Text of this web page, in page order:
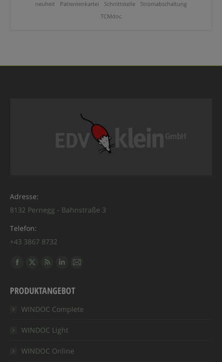
neuheit
Patientenkartei Schnittstelle
Stromabschaltung
TCMdoc
Adresse:
8132 Pernegg - Bahnstraße 3
Telefon:
+43 3867 8732
Finden Sie uns auf:
Facebook
opens
in
window
X
opens
in
window
RSS
opens
in
window
Linkedin
opens
in
window
E-
opens
PRODUKTANGEBOT
WINDOC Complete
WINDOC Light
WINDOC Online